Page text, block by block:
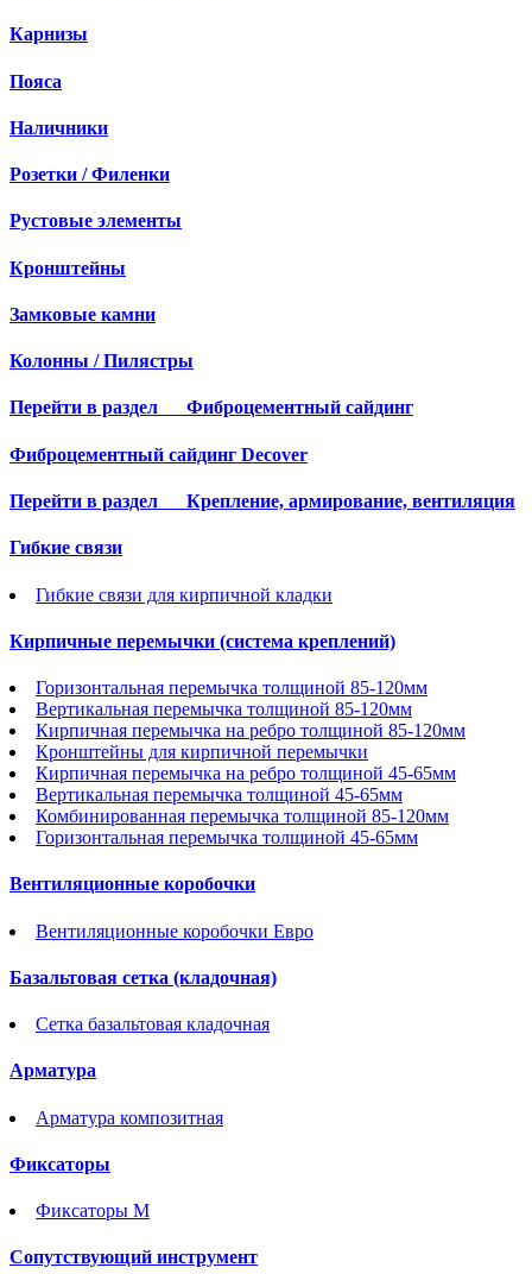
Карнизы
Пояса
Наличники
Розетки / Филенки
Рустовые элементы
Кронштейны
Замковые камни
Колонны / Пилястры
Перейти в раздел Фиброцементный сайдинг
Фиброцементный сайдинг Decover
Перейти в раздел Крепление, армирование, вентиляция
Гибкие связи
Гибкие связи для кирпичной кладки
Кирпичные перемычки (система креплений)
Горизонтальная перемычка толщиной 85-120мм
Вертикальная перемычка толщиной 85-120мм
Кирпичная перемычка на ребро толщиной 85-120мм
Кронштейны для кирпичной перемычки
Кирпичная перемычка на ребро толщиной 45-65мм
Вертикальная перемычка толщиной 45-65мм
Комбинированная перемычка толщиной 85-120мм
Горизонтальная перемычка толщиной 45-65мм
Вентиляционные коробочки
Вентиляционные коробочки Евро
Базальтовая сетка (кладочная)
Сетка базальтовая кладочная
Арматура
Арматура композитная
Фиксаторы
Фиксаторы М
Сопутствующий инструмент